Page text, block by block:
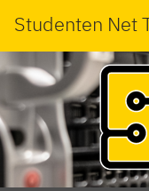
Studenten Net